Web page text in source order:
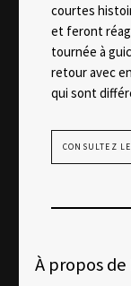
courtes
et feront
tournée à
retour avec
qui sont
CONSULTEZ
À propos